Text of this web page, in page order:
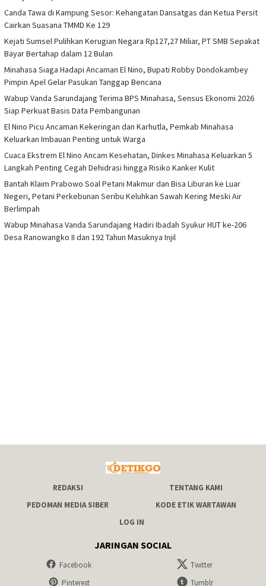
Canda Tawa di Kampung Sesor: Kehangatan Dansatgas dan Ketua Persit
Cairkan Suasana TMMD Ke 129
Kejati Sumsel Pulihkan Kerugian Negara Rp127,27 Miliar, PT SMB Sepakat
Bayar Bertahap dalam 12 Bulan
Minahasa Siaga Hadapi Ancaman El Nino, Bupati Robby Dondokambey
Pimpin Apel Gelar Pasukan Tanggap Bencana
Wabup Vanda Sarundajang Terima BPS Minahasa, Sensus Ekonomi 2026
Siap Perkuat Basis Data Pembangunan
El Nino Picu Ancaman Kekeringan dan Karhutla, Pemkab Minahasa
Keluarkan Imbauan Penting untuk Warga
Cuaca Ekstrem El Nino Ancam Kesehatan, Dinkes Minahasa Keluarkan 5
Langkah Penting Cegah Dehidrasi hingga Risiko Kanker Kulit
Bantah Klaim Prabowo Soal Petani Makmur dan Bisa Liburan ke Luar
Negeri, Petani Perkebunan Seribu Keluhkan Sawah Kering Meski Air
Berlimpah
Wabup Minahasa Vanda Sarundajang Hadiri Ibadah Syukur HUT ke-206
Desa Ranowangko II dan 192 Tahun Masuknya Injil
REDAKSI
TENTANG KAMI
PEDOMAN MEDIA SIBER
KODE ETIK WARTAWAN
LOG IN
JARINGAN SOCIAL
Facebook
Twitter
Pinterest
Tumblr